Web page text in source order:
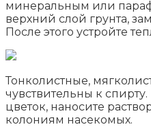
минеральным или
верхний слой грунта,
После этого устройте
Тонколистные,
чувствительны к спирту.
цветок, наносите
колониям насекомых.